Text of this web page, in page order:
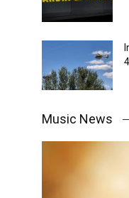
Music News